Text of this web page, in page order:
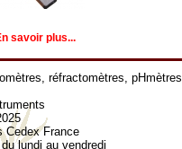
savoir plus...
, réfractomètres, pHmètres
Cedex France
lundi au vendredi